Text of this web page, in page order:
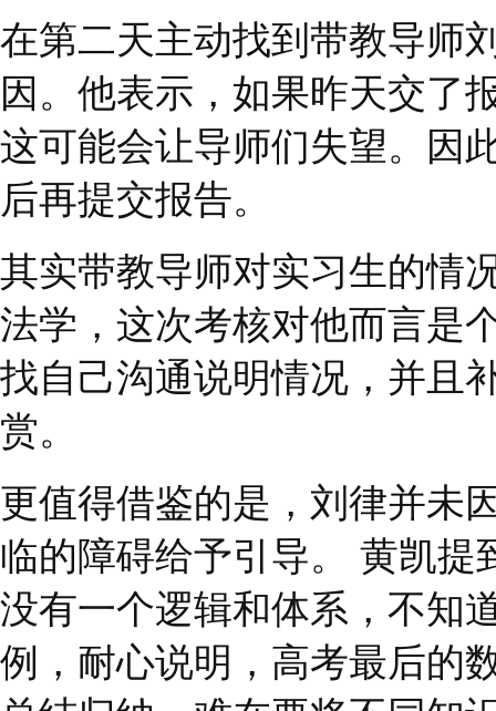
到了带教律师的指导点
几行字。但是黄凯并未
宿舍认真地完成报告。
在第二天主动找到带教
因。他表示，如果昨天
这可能会让导师们失望
后再提交报告。
其实带教导师对实习生
法学，这次考核对他而
找自己沟通说明情况，
赏。